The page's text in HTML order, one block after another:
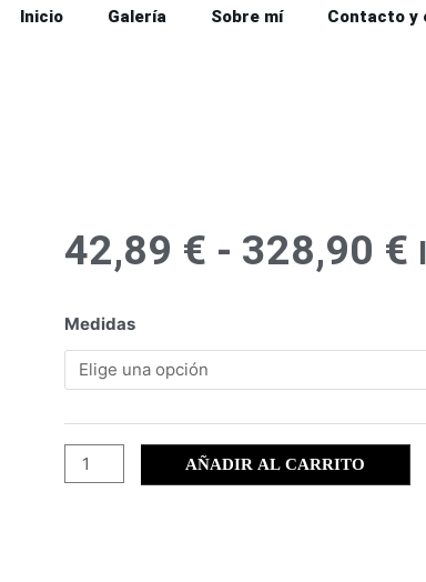
Inicio Galería Sobre mí Contacto y
42,89 € - 328,90 €
Medidas
Mundo
animal
(17)
AÑADIR AL CARRITO